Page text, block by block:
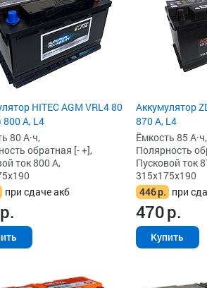
HITEC AGM VRL4 80
800 А, L4
80 А·ч,
обратная [- +],
ток 800 А,
при сдаче акб
р.
Аккумулятор
870 А, L4
Ёмкость 85 А·ч,
Полярность
Пусковой ток
315x175x190
446р. при
470р.
Купить